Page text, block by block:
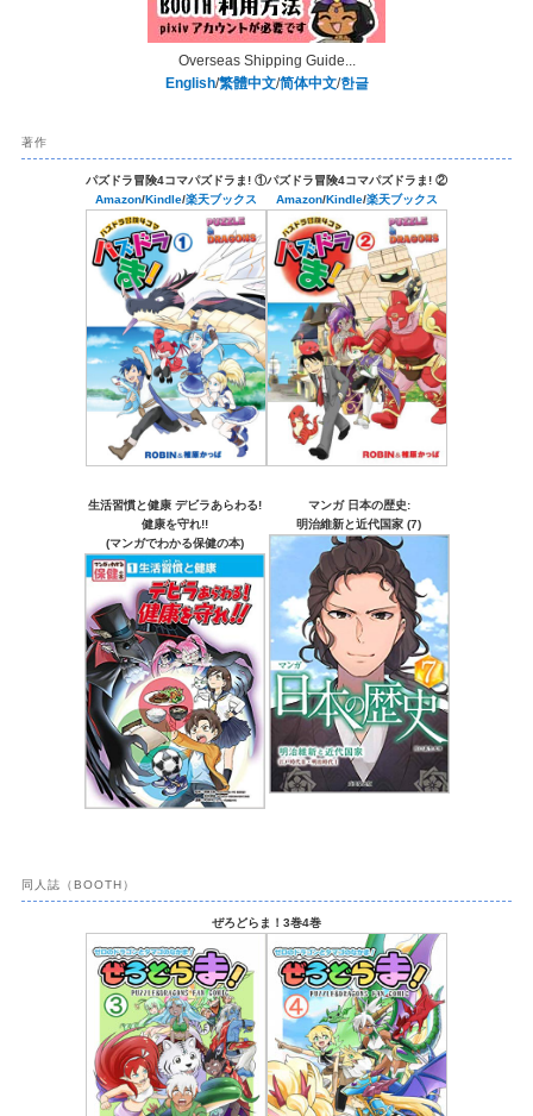
Overseas Shipping Guide...
English/繁體中文/简体中文/한글
著作
パズドラ冒険4コマパズドラま! ①
Amazon/Kindle/楽天ブックス
パズドラ冒険4コマパズドラま! ②
Amazon/Kindle/楽天ブックス
生活習慣と健康 デビラあらわる!
健康を守れ!!
(マンガでわかる保健の本)
マンガ 日本の歴史:
明治維新と近代国家 (7)
同人誌（BOOTH）
ぜろどらま！3巻4巻